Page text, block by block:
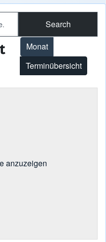
Monat
Terminübersicht
anzuzeigen